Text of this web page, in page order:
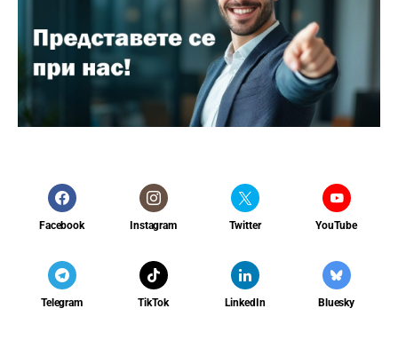
Facebook Instagram Twitter YouTube
Telegram TikTok LinkedIn Bluesky